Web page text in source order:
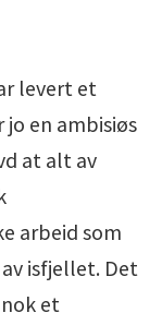
levert et
en ambisiøs
at alt av
arbeid som
isfjellet. Det
et